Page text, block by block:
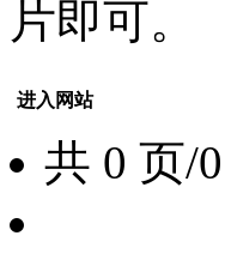
片即可。
进入网站
共 0 页/